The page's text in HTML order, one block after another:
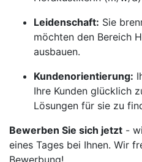
Leidenschaft: Sie
möchten den Bereich
ausbauen.
Kundenorientierung:
Ihre Kunden glücklich
Lösungen für sie zu
Bewerben Sie sich jetzt -
eines Tages bei Ihnen. Wir
Bewerbung!